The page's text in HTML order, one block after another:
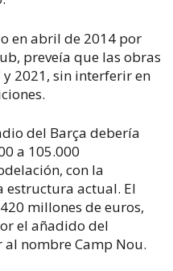
en abril de 2014 por
preveía que las obras
2021, sin interferir en
del Barça debería
a 105.000
con la
estructura actual. El
millones de euros,
el añadido del
nombre Camp Nou.